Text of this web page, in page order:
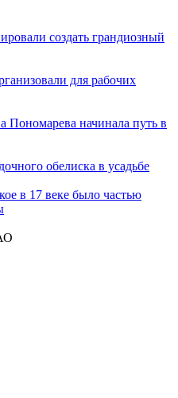
создать грандиозный
для рабочих
Пономарева начинала путь в
обелиска в усадьбе
в 17 веке было частью